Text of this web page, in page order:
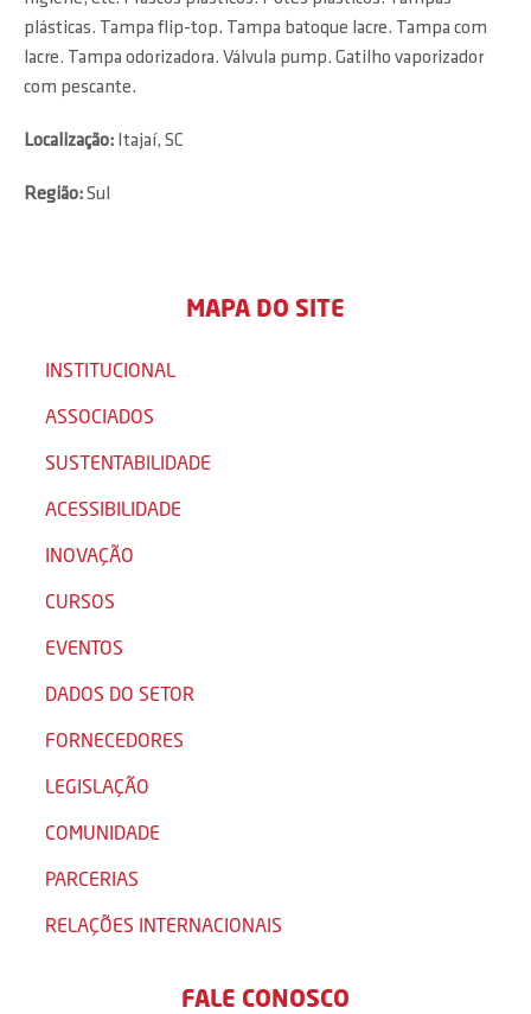
plásticas. Tampa flip-top. Tampa batoque lacre. Tampa com
lacre. Tampa odorizadora. Válvula pump. Gatilho vaporizador
com pescante.
Localização: Itajaí, SC
Região:Sul
MAPA DO SITE
INSTITUCIONAL
ASSOCIADOS
SUSTENTABILIDADE
ACESSIBILIDADE
INOVAÇÃO
CURSOS
EVENTOS
DADOS DO SETOR
FORNECEDORES
LEGISLAÇÃO
COMUNIDADE
PARCERIAS
RELAÇÕES INTERNACIONAIS
FALE CONOSCO